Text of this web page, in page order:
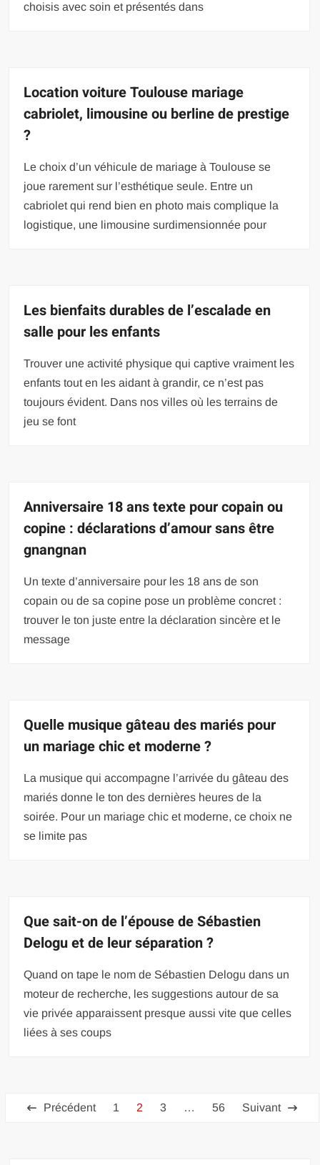
choisis avec soin et présentés dans
Location voiture Toulouse mariage
cabriolet, limousine ou berline de prestige
?
Le choix d’un véhicule de mariage à Toulouse se
joue rarement sur l’esthétique seule. Entre un
cabriolet qui rend bien en photo mais complique la
logistique, une limousine surdimensionnée pour
Les bienfaits durables de l’escalade en
salle pour les enfants
Trouver une activité physique qui captive vraiment les
enfants tout en les aidant à grandir, ce n’est pas
toujours évident. Dans nos villes où les terrains de
jeu se font
Anniversaire 18 ans texte pour copain ou
copine : déclarations d’amour sans être
gnangnan
Un texte d’anniversaire pour les 18 ans de son
copain ou de sa copine pose un problème concret :
trouver le ton juste entre la déclaration sincère et le
message
Quelle musique gâteau des mariés pour
un mariage chic et moderne ?
La musique qui accompagne l’arrivée du gâteau des
mariés donne le ton des dernières heures de la
soirée. Pour un mariage chic et moderne, ce choix ne
se limite pas
Que sait-on de l’épouse de Sébastien
Delogu et de leur séparation ?
Quand on tape le nom de Sébastien Delogu dans un
moteur de recherche, les suggestions autour de sa
vie privée apparaissent presque aussi vite que celles
liées à ses coups
Pagination
Précédent 1 2 3 … 56 Suivant